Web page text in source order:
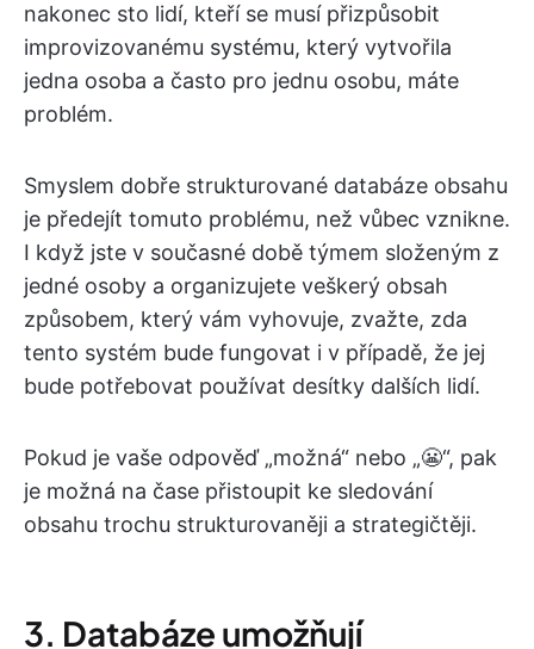
nakonec sto lidí, kteří se musí přizpůsobit
improvizovanému systému, který vytvořila
jedna osoba a často pro jednu osobu, máte
problém.
Smyslem dobře strukturované databáze obsahu
je předejít tomuto problému, než vůbec vznikne.
I když jste v současné době týmem složeným z
jedné osoby a organizujete veškerý obsah
způsobem, který vám vyhovuje, zvažte, zda
tento systém bude fungovat i v případě, že jej
bude potřebovat používat desítky dalších lidí.
Pokud je vaše odpověď „možná“ nebo „😬“, pak
je možná na čase přistoupit ke sledování
obsahu trochu strukturovaněji a strategičtěji.
3. Databáze umožňují